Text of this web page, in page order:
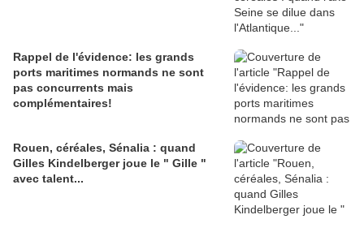
Rappel de l'évidence: les grands
ports maritimes normands ne sont
pas concurrents mais
complémentaires!
Rouen, céréales, Sénalia : quand
Gilles Kindelberger joue le " Gille "
avec talent...